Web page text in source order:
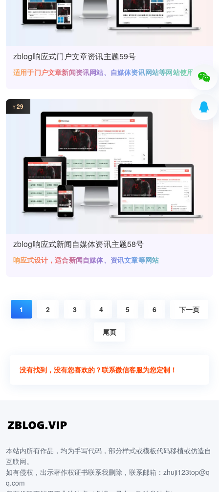
zblog响应式门户文章资讯主题59号
适用于门户文章新闻资讯网站、自媒体资讯网站等网站使用
¥29
zblog响应式新闻自媒体资讯主题58号
响应式设计，适合新闻自媒体、资讯文章等网站
1 2 3 4 5 6 下一页
尾页
没有找到，没有您喜欢的？联系微信客服为您定制！
本站内所有作品，均为手写代码，部分样式或模板代码移植或仿造自
互联网。
如有侵权，出示著作权证书联系我删除，联系邮箱：zhuji123top@q
q.com